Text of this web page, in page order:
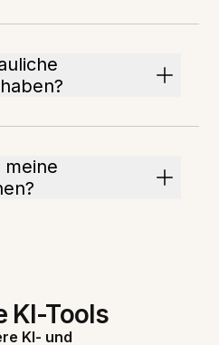
meine
KI-Tools
KI- und